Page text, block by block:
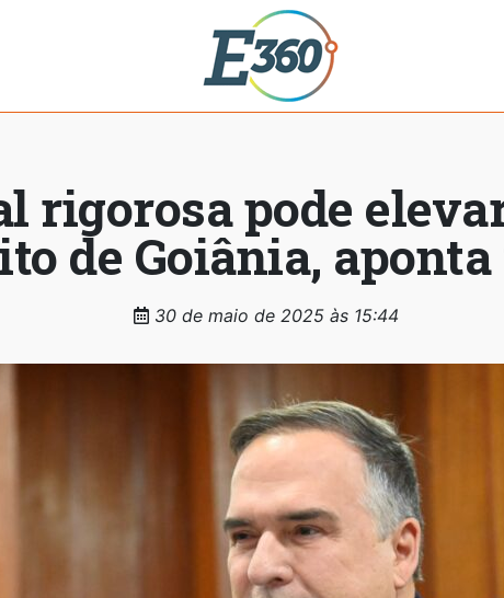
rigorosa pode
de Goiânia,
30 de maio de 2025 às 15:44